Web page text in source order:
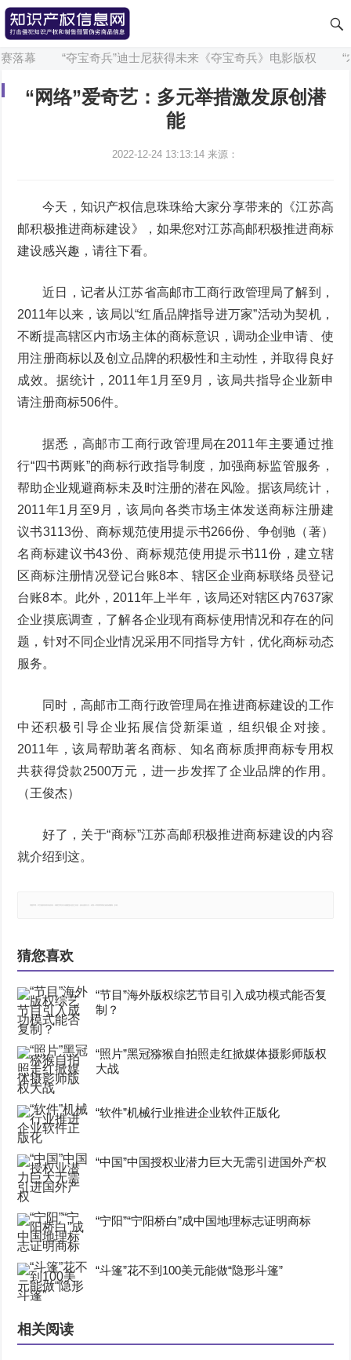
幕 “夺宝奇兵”迪士尼获得未来《夺宝奇兵》电影版权 “
“网络”爱奇艺：多元举措激发原创潜
能
2022-12-24 13:13:14 来源：
今天，知识产权信息珠珠给大家分享带来的《江苏高
邮积极推进商标建设》，如果您对江苏高邮积极推进商标
建设感兴趣，请往下看。
近日，记者从江苏省高邮市工商行政管理局了解到，
2011年以来，该局以“红盾品牌指导进万家”活动为契机，
不断提高辖区内市场主体的商标意识，调动企业申请、使
用注册商标以及创立品牌的积极性和主动性，并取得良好
成效。据统计，2011年1月至9月，该局共指导企业新申
请注册商标506件。
据悉，高邮市工商行政管理局在2011年主要通过推
行“四书两账”的商标行政指导制度，加强商标监管服务，
帮助企业规避商标未及时注册的潜在风险。据该局统计，
2011年1月至9月，该局向各类市场主体发送商标注册建
议书3113份、商标规范使用提示书266份、争创驰（著）
名商标建议书43份、商标规范使用提示书11份，建立辖
区商标注册情况登记台账8本、辖区企业商标联络员登记
台账8本。此外，2011年上半年，该局还对辖区内7637家
企业摸底调查，了解各企业现有商标使用情况和存在的问
题，针对不同企业情况采用不同指导方针，优化商标动态
服务。
同时，高邮市工商行政管理局在推进商标建设的工作
中还积极引导企业拓展信贷新渠道，组织银企对接。
2011年，该局帮助著名商标、知名商标质押商标专用权
共获得贷款2500万元，进一步发挥了企业品牌的作用。
（王俊杰）
好了，关于“商标”江苏高邮积极推进商标建设的内容
就介绍到这。
猜您喜欢
“节目”海外版权综艺节目引入成功模式能否复
制？
“照片”黑冠猕猴自拍照走红掀媒体摄影师版权
大战
“软件”机械行业推进企业软件正版化
“中国”中国授权业潜力巨大无需引进国外产权
“宁阳”“宁阳桥白”成中国地理标志证明商标
“斗篷”花不到100美元能做“隐形斗篷”
相关阅读